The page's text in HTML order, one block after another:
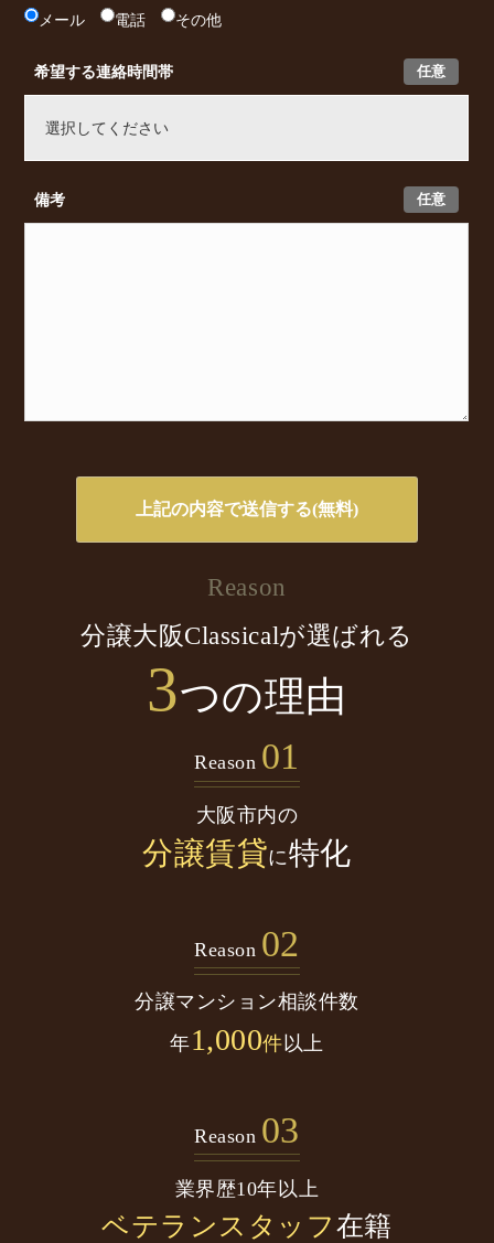
メール 電話 その他
任意
希望する連絡時間帯
任意
備考
Reason
分譲大阪Classicalが選ばれる
3つの理由
Reason 01
大阪市内の
分譲賃貸に特化
Reason 02
分譲マンション相談件数
年1,000件以上
Reason 03
業界歴10年以上
ベテランスタッフ在籍